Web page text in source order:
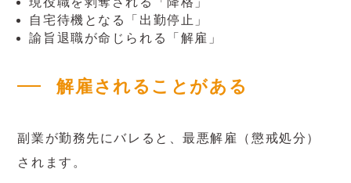
自宅待機となる「出勤停止」
諭旨退職が命じられる「解雇」
解雇されることがある
副業が勤務先にバレると、最悪解雇（懲戒処分）
されます。